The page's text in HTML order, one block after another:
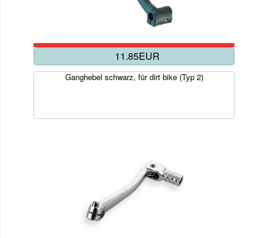
11.85EUR
Ganghebel schwarz, für dirt bike (Typ 2)